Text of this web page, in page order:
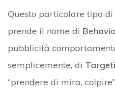
Questo particolare tipo
prende il nome di
pubblicità
semplicemente, di
“prendere di mira,